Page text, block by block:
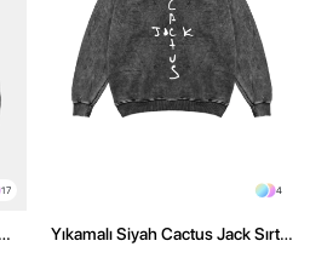
17 4
Yıkamalı Siyah Cactus Jack Sırt